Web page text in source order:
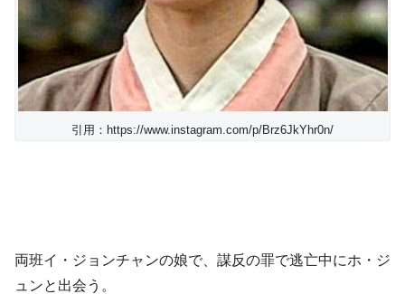
引用：https://www.instagram.com/p/Brz6JkYhr0n/
両班イ・ジョンチャンの娘で、謀反の罪で逃亡中にホ・ジ
ュンと出会う。